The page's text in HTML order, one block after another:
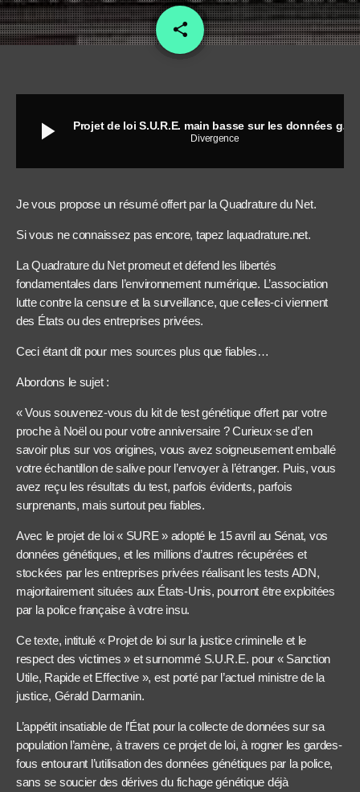
share
email
play_arrow Projet de loi S.U.R.E. main basse sur les données génétiques par la police !
Divergence
Je vous propose un résumé offert par la Quadrature du Net.
Si vous ne connaissez pas encore, tapez laquadrature.net.
La Quadrature du Net promeut et défend les libertés
fondamentales dans l’environnement numérique. L’association
lutte contre la censure et la surveillance, que celles-ci viennent
des États ou des entreprises privées.
Ceci étant dit pour mes sources plus que fiables…
Abordons le sujet :
« Vous souvenez-vous du kit de test génétique offert par votre
proche à Noël ou pour votre anniversaire ? Curieux·se d’en
savoir plus sur vos origines, vous avez soigneusement emballé
votre échantillon de salive pour l’envoyer à l’étranger. Puis, vous
avez reçu les résultats du test, parfois évidents, parfois
surprenants, mais surtout peu fiables.
Avec le projet de loi « SURE » adopté le 15 avril au Sénat, vos
données génétiques, et les millions d’autres récupérées et
stockées par les entreprises privées réalisant les tests ADN,
majoritairement situées aux États-Unis, pourront être exploitées
par la police française à votre insu.
Ce texte, intitulé « Projet de loi sur la justice criminelle et le
respect des victimes » et surnommé S.U.R.E. pour « Sanction
Utile, Rapide et Effective », est porté par l’actuel ministre de la
justice, Gérald Darmanin.
L’appétit insatiable de l’État pour la collecte de données sur sa
population l’amène, à travers ce projet de loi, à rogner les gardes-
fous entourant l’utilisation des données génétiques par la police,
sans se soucier des dérives du fichage génétique déjà